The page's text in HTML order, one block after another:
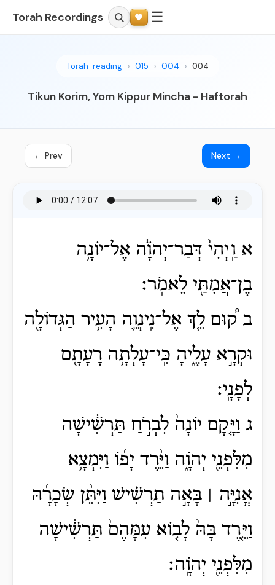
Torah Recordings ☰
Torah-reading 015 004 004
Tikun Korim, Yom Kippur Mincha - Haftorah
← Prev Next →
א וַֽיְהִי֙ דְּבַר־יְהֹוָ֔ה אֶל־יוֹנָ֥ה
בֶן־אֲמִתַּ֖י לֵאמֹֽר׃
ב ק֠וּם לֵ֧ךְ אֶל־נִֽינְוֵ֛ה הָעִ֥יר הַגְּדוֹלָ֖ה
וּקְרָ֣א עָלֶ֑יהָ כִּֽי־עָלְתָ֥ה רָעָתָ֖ם
לְפָנָֽי׃
ג וַיָּ֤קׇם יוֹנָה֙ לִבְרֹ֣חַ תַּרְשִׁ֔ישָׁה
מִלִּפְנֵ֖י יְהֹוָ֑ה וַיֵּ֨רֶד יָפ֜וֹ וַיִּמְצָ֥א
אֳנִיָּ֣ה ׀ בָּאָ֣ה תַרְשִׁ֗ישׁ וַיִּתֵּ֨ן שְׂכָרָ֜הּ
וַיֵּ֤רֶד בָּהּ֙ לָב֤וֹא עִמָּהֶם֙ תַּרְשִׁ֔ישָׁה
מִלִּפְנֵ֖י יְהֹוָֽה׃